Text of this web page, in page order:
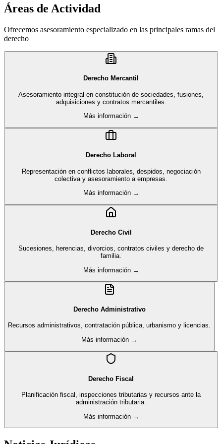
Áreas de Actividad
Ofrecemos asesoramiento especializado en las principales ramas del
derecho
Derecho Mercantil
Asesoramiento integral en constitución de sociedades, fusiones,
adquisiciones y contratos mercantiles.
Más información →
Derecho Laboral
Representación en conflictos laborales, despidos, negociación
colectiva y asesoramiento a empresas.
Más información →
Derecho Civil
Sucesiones, herencias, divorcios, contratos civiles y derecho de
familia.
Más información →
Derecho Administrativo
Recursos administrativos, contratación pública, urbanismo y licencias.
Más información →
Derecho Fiscal
Planificación fiscal, inspecciones tributarias y recursos ante la
administración tributaria.
Más información →